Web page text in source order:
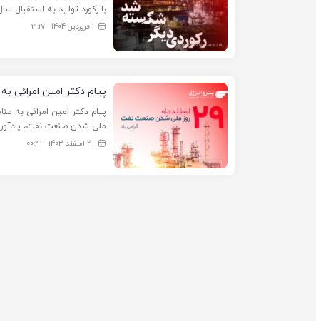
با رکورد تولید به استقبال
1 فروردین 1404 - ۲۱:۱۷
پیام دکتر امین امرائی به مناسبت ۲۹ اسفند
ملی شدن صنعت نفت، یادآور
29 اسفند 1403 - ۰۰:۴۱